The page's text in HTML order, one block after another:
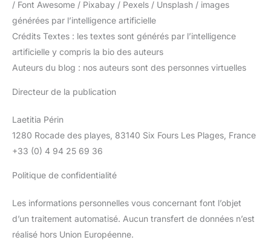
/ Font Awesome / Pixabay / Pexels / Unsplash / images
générées par l’intelligence artificielle
Crédits Textes : les textes sont générés par l’intelligence
artificielle y compris la bio des auteurs
Auteurs du blog : nos auteurs sont des personnes virtuelles
Directeur de la publication
Laetitia Périn
1280 Rocade des playes, 83140 Six Fours Les Plages, France
+33 (0) 4 94 25 69 36
Politique de confidentialité
Les informations personnelles vous concernant font l’objet
d’un traitement automatisé. Aucun transfert de données n’est
réalisé hors Union Européenne.